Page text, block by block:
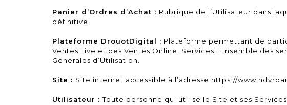
Panier d’Ordres d’Achat : Rubrique de l’Utilisateur dans
définitive.
Plateforme DrouotDigital : Plateforme permettant de
Ventes Live et des Ventes Online. Services : Ensemble des
Générales d’Utilisation.
Site : Site internet accessible à l’adresse https://
Utilisateur :Toute personne qui utilise le Site et ses Services.